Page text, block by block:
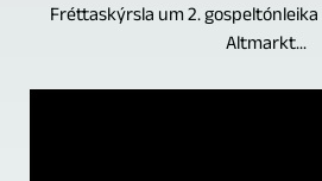
Fréttaskýrsla um 2.
Altmarkt...